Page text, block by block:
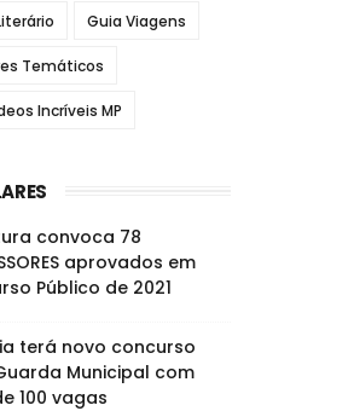
Guia Viagens
Temáticos
Incríveis MP
convoca 78
aprovados em
Público de 2021
terá novo concurso
Municipal com
100 vagas